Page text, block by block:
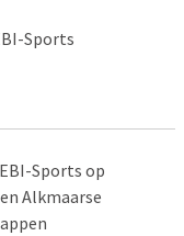
Sports
Sports op
Alkmaarse